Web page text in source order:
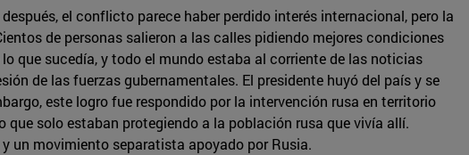
el conflicto parece haber perdido interés internacional, pero la
de personas salieron a las calles pidiendo mejores condiciones
que sucedía, y todo el mundo estaba al corriente de las noticias
de las fuerzas gubernamentales. El presidente huyó del país y se
este logro fue respondido por la intervención rusa en territorio
solo estaban protegiendo a la población rusa que vivía allí.
un movimiento separatista apoyado por Rusia.